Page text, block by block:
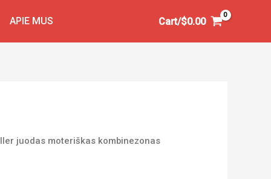
APIE MUS Cart/$0.00
juodas moteriškas kombinezonas